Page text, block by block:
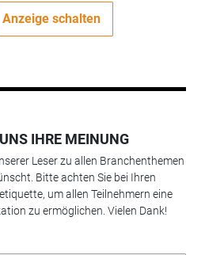
Anzeige schalten
IHRE MEINUNG
Leser zu allen Branchenthemen
Bitte achten Sie bei Ihren
um allen Teilnehmern eine
zu ermöglichen. Vielen Dank!